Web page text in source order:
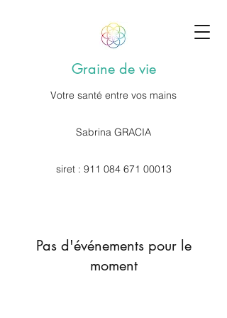
Graine de vie
Votre santé entre vos mains
Sabrina GRACIA
siret : 911 084 671 00013
Pas d'événements pour le
moment